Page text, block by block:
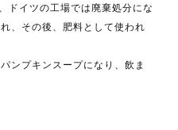
ドイツの工場では廃棄処分にな
、その後、肥料として使われ
ンプキンスープになり、飲ま